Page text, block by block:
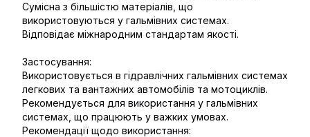
Сумісна з більшістю матеріалів, що
використовуються у гальмівних системах.
Відповідає міжнародним стандартам якості.
Застосування:
Використовується в гідравлічних гальмівних системах
легкових та вантажних автомобілів та мотоциклів.
Рекомендується для використання у гальмівних
системах, що працюють у важких умовах.
Рекомендації щодо використання: